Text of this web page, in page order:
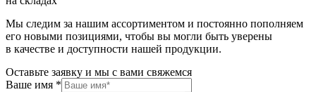
Мы следим за нашим ассортиментом и постоянно пополняем
его новыми позициями, чтобы вы могли быть уверены
в качестве и доступности нашей продукции.
Оставьте заявку и мы с вами свяжемся
Ваше имя *